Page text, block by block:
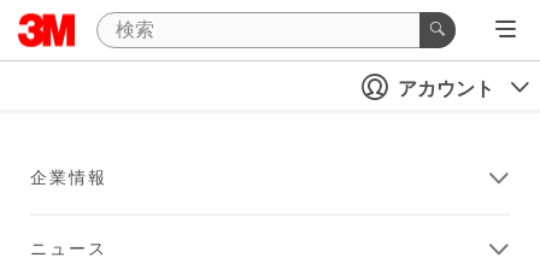
アカウント
企業情報
ニュース